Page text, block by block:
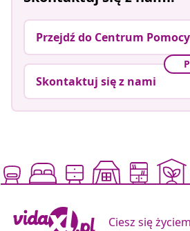
Skontaktuj się z nami!
Przejdź do Centrum Pomocy
Skontaktuj się z nami